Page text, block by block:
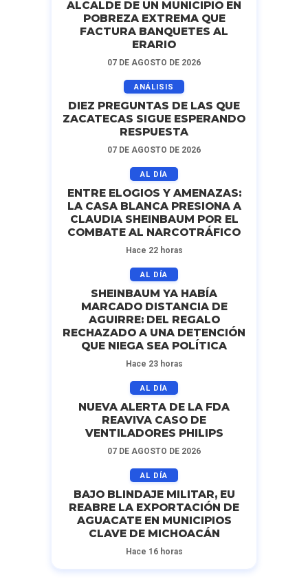
ALCALDE DE UN MUNICIPIO EN
POBREZA EXTREMA QUE
FACTURA BANQUETES AL
ERARIO
07 DE AGOSTO DE 2026
ANÁLISIS
DIEZ PREGUNTAS DE LAS QUE
ZACATECAS SIGUE ESPERANDO
RESPUESTA
07 DE AGOSTO DE 2026
AL DÍA
ENTRE ELOGIOS Y AMENAZAS:
LA CASA BLANCA PRESIONA A
CLAUDIA SHEINBAUM POR EL
COMBATE AL NARCOTRÁFICO
Hace 22 horas
AL DÍA
SHEINBAUM YA HABÍA
MARCADO DISTANCIA DE
AGUIRRE: DEL REGALO
RECHAZADO A UNA DETENCIÓN
QUE NIEGA SEA POLÍTICA
Hace 23 horas
AL DÍA
NUEVA ALERTA DE LA FDA
REAVIVA CASO DE
VENTILADORES PHILIPS
07 DE AGOSTO DE 2026
AL DÍA
BAJO BLINDAJE MILITAR, EU
REABRE LA EXPORTACIÓN DE
AGUACATE EN MUNICIPIOS
CLAVE DE MICHOACÁN
Hace 16 horas